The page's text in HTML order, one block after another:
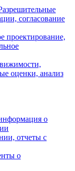
согласование
проектирование,
оценки, анализ
о
отчеты с
о